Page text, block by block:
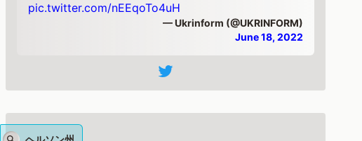
pic.twitter.com/nEEqoTo4uH
— Ukrinform (@UKRINFORM)
June 18, 2022